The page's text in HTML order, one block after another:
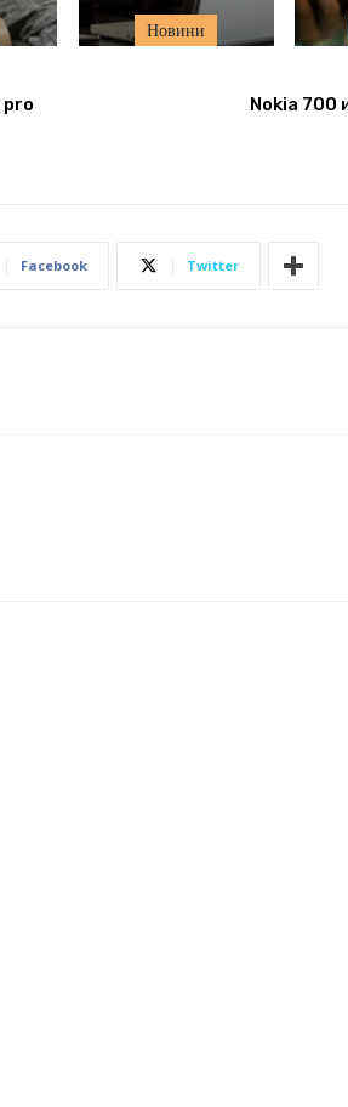
Новини
pro Nokia 700
Facebook Twitter